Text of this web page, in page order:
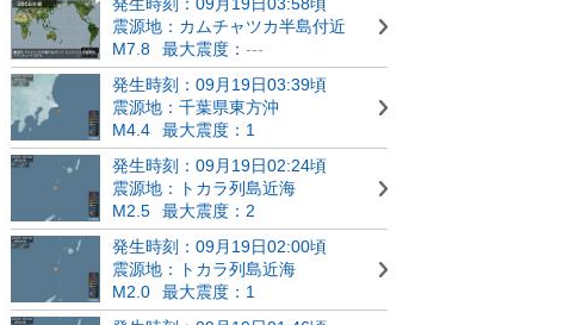
震源地：カムチャツカ半島付近
M7.8
最大震度： ---
発生時刻：09月19日03:39頃
震源地：千葉県東方沖
M4.4
最大震度：1
発生時刻：09月19日02:24頃
震源地：トカラ列島近海
M2.5
最大震度：2
発生時刻：09月19日02:00頃
震源地：トカラ列島近海
M2.0
最大震度：1